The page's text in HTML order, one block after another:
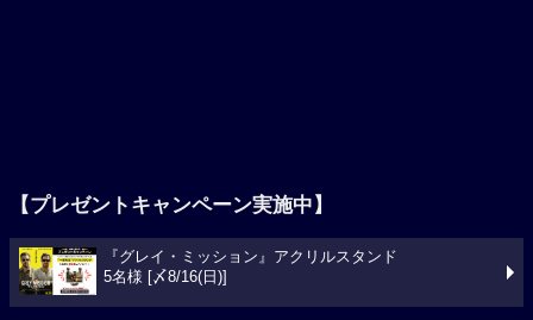
【プレゼントキャンペーン実施中】
『グレイ・ミッション』アクリルスタンド
5名様 [〆8/16(日)]